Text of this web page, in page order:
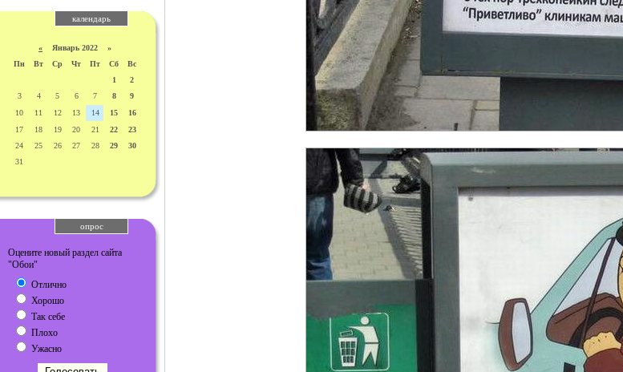
календарь
« Январь 2022 »
Пн
Вт Ср Чт Пт Сб
Вс
1
2
3
4 5 6 7 8
9
10
11 12 13 14 15
16
17
18 19 20 21 22
23
24
25 26 27 28 29
30
31
опрос
Оцените новый раздел сайта
"Обои"
Отлично
Хорошо
Так себе
Плохо
Ужасно